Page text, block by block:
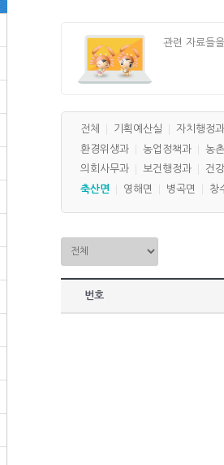
관련 자료들
전체 기획예산실 자치행정과
환경위생과
농업정책과 농
의회사무과
보건행정과 건
축산면
영해면 병곡면 창
번호